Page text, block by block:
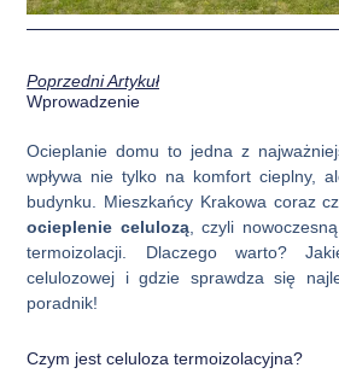
Poprzedni Artykuł
Wprowadzenie
Ocieplanie domu to jedna z
wpływa nie tylko na komfort cieplny,
budynku. Mieszkańcy Krakowa coraz
ocieplenie celulozą, czyli
termoizolacji. Dlaczego warto?
celulozowej i gdzie sprawdza się
poradnik!
Czym jest celuloza termoizolacyjna?